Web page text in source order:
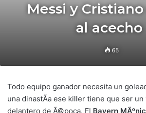
Messi y Cristiano
al acecho
65
Todo equipo ganador necesita un
una dinastÃ­a ese killer tiene que ser un
delantero de Ã©poca. El Bayern